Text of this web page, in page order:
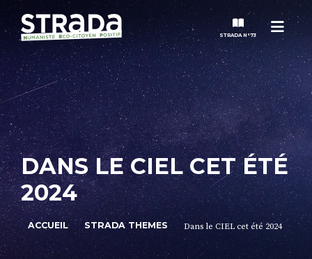
Menu
STRADA N°73
STRADA
MAGAZINES
NOS THÈMES
STRADA’DATES
ALTER STRADA
DANS LE CIEL CET ÉTÉ
2024
ACCUEIL STRADA THEMES Dans le CIEL cet été 2024